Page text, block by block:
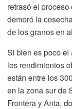
retrasó el
demoró la
de los granos en
Si bien es poco el
los rendimientos
están entre los
en la zona sur de
Frontera y Anta,